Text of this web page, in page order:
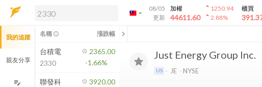
arrow_drop_down
08/05
更新
加權
44611.60
arrow_drop_up1250.94
arrow_drop_up2.88%
櫃買
解鎖即時行情及進階功能
方案」，即可解鎖以下功能：
即時行情
即時市況與排行
成交金額熱力圖
Just Energy Group Inc.
US JE NYSE
我的追蹤
親友分享
edit_note
名稱 info_outline 漲跌幅 chevron_left
台積電
2330
2365.00
-1.66%
聯發科
3920.00